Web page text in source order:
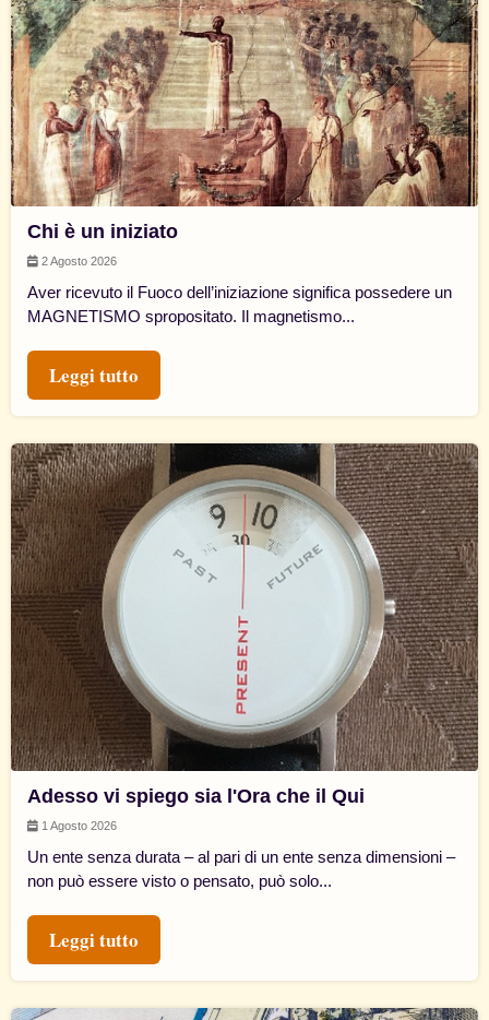
Chi è un iniziato
2 Agosto 2026
Aver ricevuto il Fuoco dell’iniziazione significa possedere un
MAGNETISMO spropositato. Il magnetismo...
Leggi tutto
Adesso vi spiego sia l'Ora che il Qui
1 Agosto 2026
Un ente senza durata – al pari di un ente senza dimensioni –
non può essere visto o pensato, può solo...
Leggi tutto